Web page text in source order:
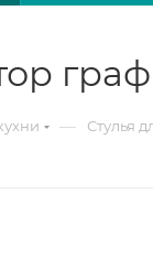
— Стулья